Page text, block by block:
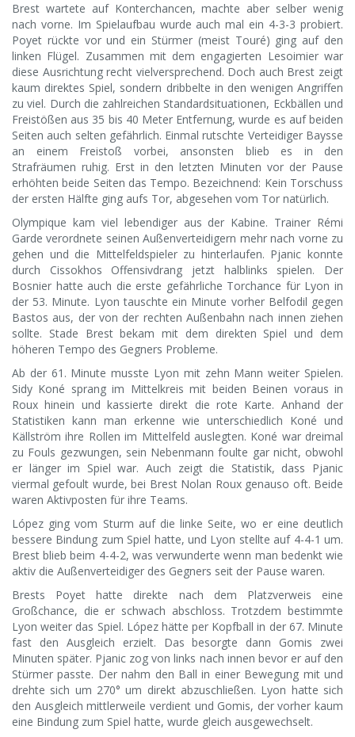
Brest wartete auf Konterchancen, machte aber selber wenig
nach vorne. Im Spielaufbau wurde auch mal ein 4-3-3 probiert.
Poyet rückte vor und ein Stürmer (meist Touré) ging auf den
linken Flügel. Zusammen mit dem engagierten Lesoimier war
diese Ausrichtung recht vielversprechend. Doch auch Brest zeigt
kaum direktes Spiel, sondern dribbelte in den wenigen Angriffen
zu viel. Durch die zahlreichen Standardsituationen, Eckbällen und
Freistößen aus 35 bis 40 Meter Entfernung, wurde es auf beiden
Seiten auch selten gefährlich. Einmal rutschte Verteidiger Baysse
an einem Freistoß vorbei, ansonsten blieb es in den
Strafräumen ruhig. Erst in den letzten Minuten vor der Pause
erhöhten beide Seiten das Tempo. Bezeichnend: Kein Torschuss
der ersten Hälfte ging aufs Tor, abgesehen vom Tor natürlich.
Olympique kam viel lebendiger aus der Kabine. Trainer Rémi
Garde verordnete seinen Außenverteidigern mehr nach vorne zu
gehen und die Mittelfeldspieler zu hinterlaufen. Pjanic konnte
durch Cissokhos Offensivdrang jetzt halblinks spielen. Der
Bosnier hatte auch die erste gefährliche Torchance für Lyon in
der 53. Minute. Lyon tauschte ein Minute vorher Belfodil gegen
Bastos aus, der von der rechten Außenbahn nach innen ziehen
sollte. Stade Brest bekam mit dem direkten Spiel und dem
höheren Tempo des Gegners Probleme.
Ab der 61. Minute musste Lyon mit zehn Mann weiter Spielen.
Sidy Koné sprang im Mittelkreis mit beiden Beinen voraus in
Roux hinein und kassierte direkt die rote Karte. Anhand der
Statistiken kann man erkenne wie unterschiedlich Koné und
Källström ihre Rollen im Mittelfeld auslegten. Koné war dreimal
zu Fouls gezwungen, sein Nebenmann foulte gar nicht, obwohl
er länger im Spiel war. Auch zeigt die Statistik, dass Pjanic
viermal gefoult wurde, bei Brest Nolan Roux genauso oft. Beide
waren Aktivposten für ihre Teams.
López ging vom Sturm auf die linke Seite, wo er eine deutlich
bessere Bindung zum Spiel hatte, und Lyon stellte auf 4-4-1 um.
Brest blieb beim 4-4-2, was verwunderte wenn man bedenkt wie
aktiv die Außenverteidiger des Gegners seit der Pause waren.
Brests Poyet hatte direkte nach dem Platzverweis eine
Großchance, die er schwach abschloss. Trotzdem bestimmte
Lyon weiter das Spiel. López hätte per Kopfball in der 67. Minute
fast den Ausgleich erzielt. Das besorgte dann Gomis zwei
Minuten später. Pjanic zog von links nach innen bevor er auf den
Stürmer passte. Der nahm den Ball in einer Bewegung mit und
drehte sich um 270° um direkt abzuschließen. Lyon hatte sich
den Ausgleich mittlerweile verdient und Gomis, der vorher kaum
eine Bindung zum Spiel hatte, wurde gleich ausgewechselt.